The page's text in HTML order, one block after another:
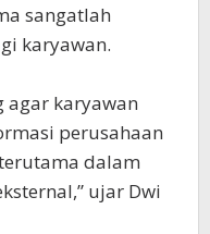
sangatlah
karyawan.
agar karyawan
perusahaan
dalam
ujar Dwi